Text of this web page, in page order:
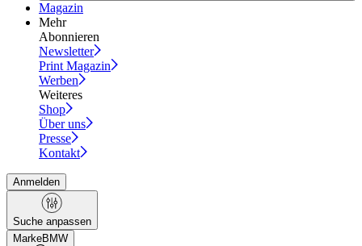
Magazin
Mehr
Abonnieren
Newsletter
Print Magazin
Werben
Weiteres
Shop
Über uns
Presse
Kontakt
Anmelden
Suche anpassen
MarkeBMW